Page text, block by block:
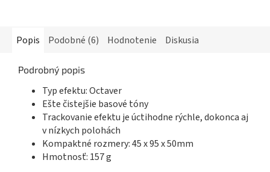
Popis Podobné (6) Hodnotenie Diskusia
Podrobný popis
Typ efektu: Octaver
Ešte čistejšie basové tóny
Trackovanie efektu je úctihodne rýchle, dokonca aj
v nízkych polohách
Kompaktné rozmery: 45 x 95 x 50mm
Hmotnosť: 157 g